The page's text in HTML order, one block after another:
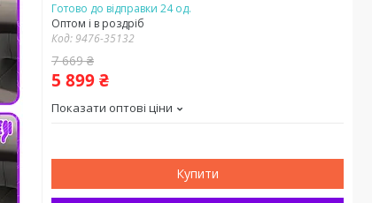
Готово до відправки 24 од.
Оптом і в роздріб
Код:9476-35132
7 669 ₴
5 899 ₴
Показати оптові ціни
Купити